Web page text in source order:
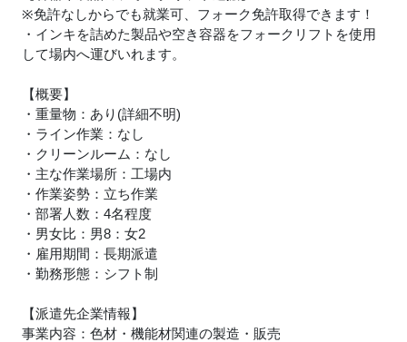
※免許なしからでも就業可、フォーク免許取得できます！
・インキを詰めた製品や空き容器をフォークリフトを使用
して場内へ運びいれます。
【概要】
・重量物：あり(詳細不明)
・ライン作業：なし
・クリーンルーム：なし
・主な作業場所：工場内
・作業姿勢：立ち作業
・部署人数：4名程度
・男女比：男8：女2
・雇用期間：長期派遣
・勤務形態：シフト制
【派遣先企業情報】
事業内容：色材・機能材関連の製造・販売